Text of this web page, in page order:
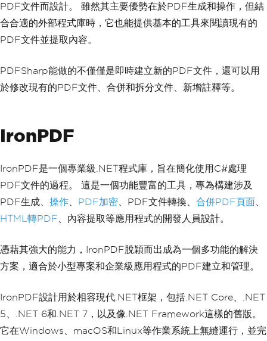
PDF文件而設計。 雖然其主要優勢在於PDF生成和操作，但結
合合適的外部程式庫時，它也能提供基本的工具來閱讀現有的
PDF文件並提取內容。
PDFSharp能做的不僅僅是即時建立新的PDF文件，還可以用
於修改現有的PDF文件、合併和拆分文件、新增註釋等。
IronPDF
IronPDF是一個專業級.NET程式庫，旨在簡化使用C#處理
PDF文件的過程。 這是一個功能豐富的工具，專為構建涉及
PDF生成、 操作 PDF加密 、PDF文件轉換、 合併PDF頁面
HTML轉PDF 、內容提取等應用程式的開發人員設計。
憑藉其強大的能力，IronPDF脫穎而出成為一個多功能的解決
方案，適合於小型專案和企業級應用程式的PDF建立和管理。
IronPDF設計用於相容現代.NET框架，包括.NET Core、.NET
5、.NET 6和.NET 7，以及像.NET Framework這樣的舊版。
它在Windows、macOS和Linux等作業系統上無縫運行，並完